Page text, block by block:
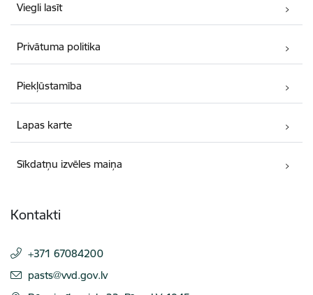
Viegli lasīt
Privātuma politika
Piekļūstamība
Lapas karte
Sīkdatņu izvēles maiņa
Kontakti
+371 67084200
E-pasts:
pasts@vvd.gov.lv